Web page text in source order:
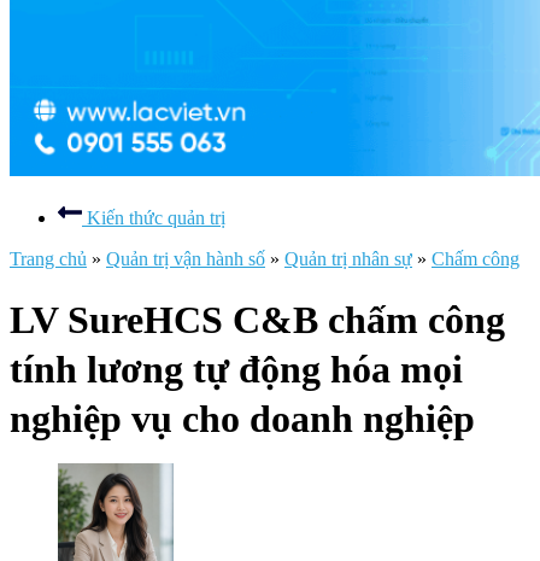
Kiến thức quản trị
Trang chủ » Quản trị vận hành số » Quản trị nhân sự » Chấm công
LV SureHCS C&B chấm công
tính lương tự động hóa mọi
nghiệp vụ cho doanh nghiệp